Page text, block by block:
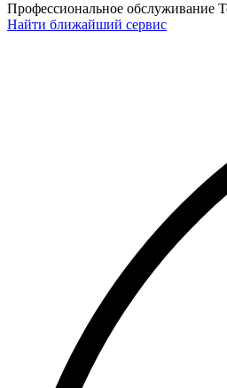
Профессиональное обслуживание
Найти ближайший сервис